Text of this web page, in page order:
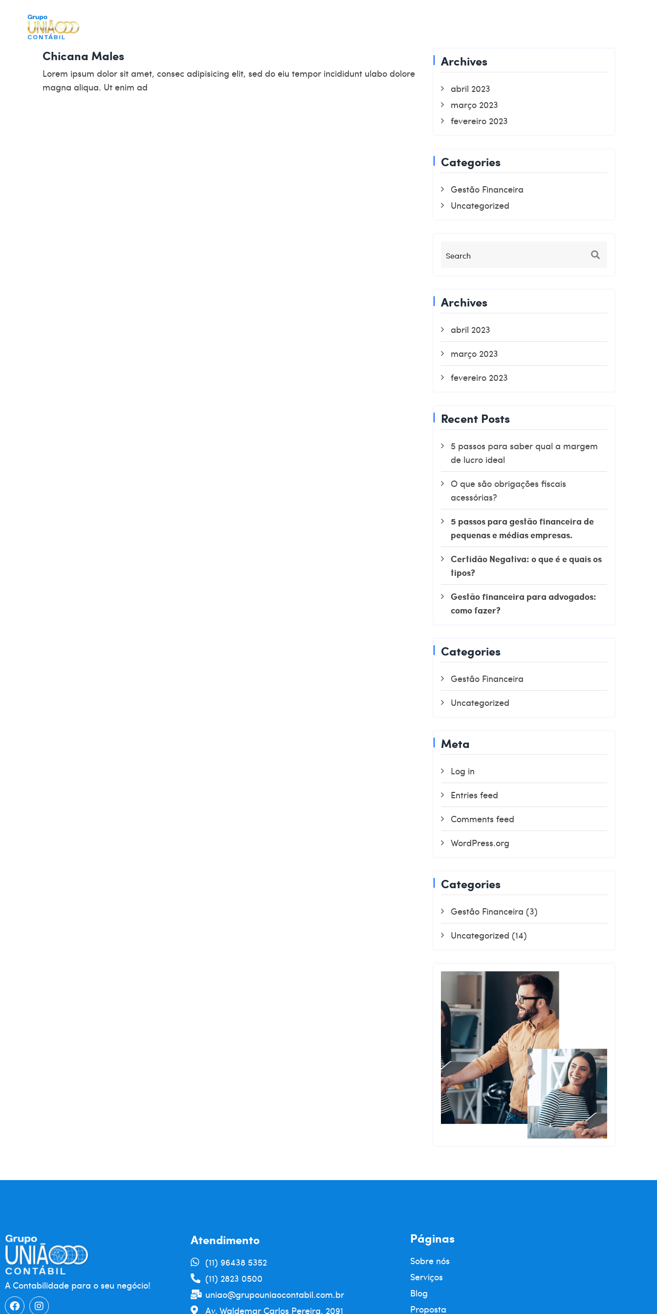
Chicana Males
Lorem ipsum dolor sit amet, consec adipisicing elit, sed do eiu tempor incididunt ulabo dolore
magna aliqua. Ut enim ad
Archives
abril 2023
março 2023
fevereiro 2023
Categories
Gestão Financeira
Uncategorized
Archives
abril 2023
março 2023
fevereiro 2023
Recent Posts
5 passos para saber qual a margem
de lucro ideal
O que são obrigações fiscais
acessórias?
5 passos para gestão financeira de
pequenas e médias empresas.
Certidão Negativa: o que é e quais os
tipos?
Gestão financeira para advogados:
como fazer?
Categories
Gestão Financeira
Uncategorized
Meta
Log in
Entries feed
Comments feed
WordPress.org
Categories
Gestão Financeira (3)
Uncategorized (14)
A Contabilidade para o seu negócio!
Atendimento
(11) 96438 5352
(11) 2823 0500
uniao@grupouniaocontabil.com.br
Av. Waldemar Carlos Pereira, 2091
Páginas
Sobre nós
Serviços
Blog
Proposta